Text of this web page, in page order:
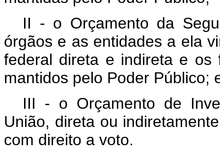
II - o Orçamento da
órgãos e as entidades a ela
federal direta e indireta e os
mantidos pelo Poder Público;
III - o Orçamento de
União, direta ou
com direito a voto.